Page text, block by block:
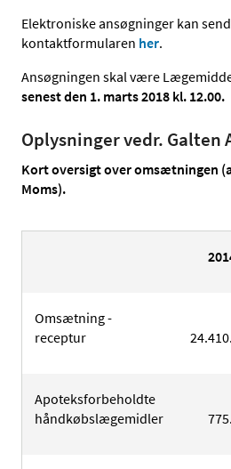
Elektroniske ansøgninger kan
kontaktformularen her.
Ansøgningen skal være
senest den 1. marts 2018 kl. 12.00.
Oplysninger vedr. Galten
Kort oversigt over omsætningen
Moms).
Omsætning -
receptur
Apoteksforbeholdte
håndkøbslægemidler